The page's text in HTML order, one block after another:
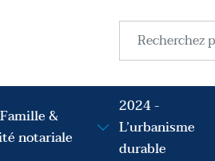
Rechercher
&
notariale
2024 -
L’urbanisme
durable